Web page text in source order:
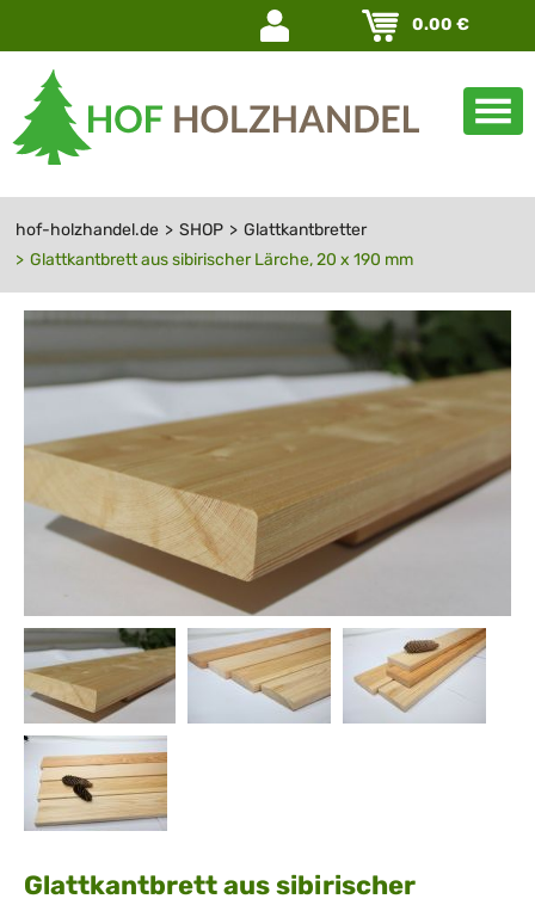
Navigation
überspringen
0.00 €
hof-holzhandel.de SHOP
Glattkantbretter
Glattkantbrett aus sibirischer Lärche, 20 x 190 mm
Glattkantbrett aus sibirischer